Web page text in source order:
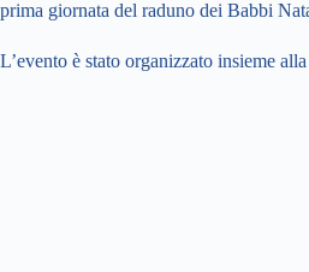
prima giornata del raduno dei Babbi
L’evento è stato organizzato insieme